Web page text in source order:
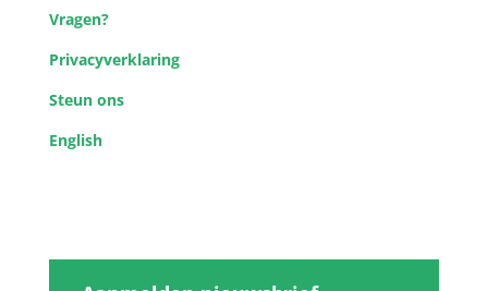
Vragen?
Privacyverklaring
Steun ons
English